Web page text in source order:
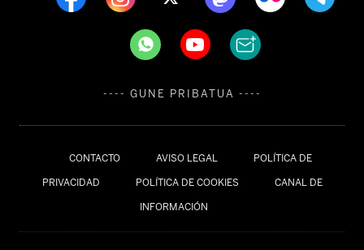
CONTACTO AVISO LEGAL POLÍTICA DE
PRIVACIDAD POLÍTICA DE COOKIES CANAL DE
INFORMACIÓN
---- GUNE PRIBATUA ----